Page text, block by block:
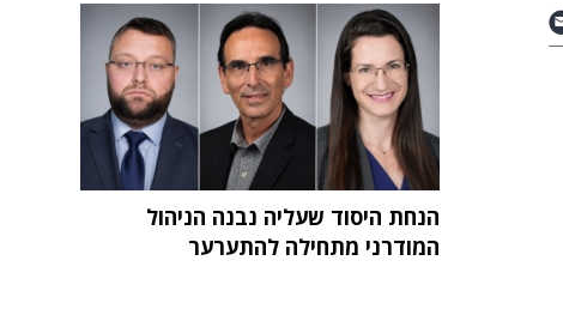
הנחת היסוד שעליה נבנה הניהול
המודרני מתחילה להתערער